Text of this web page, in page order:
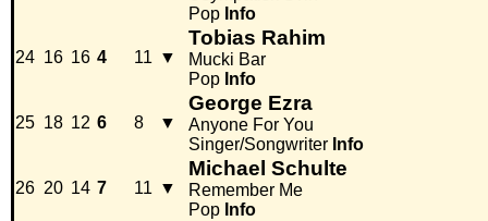
Pop Info
24 16 16 4 11 ▼
Tobias Rahim
Mucki Bar
Pop Info
25 18 12 6 8 ▼
George Ezra
Anyone For You
Singer/Songwriter Info
26 20 14 7 11 ▼
Michael Schulte
Remember Me
Pop Info